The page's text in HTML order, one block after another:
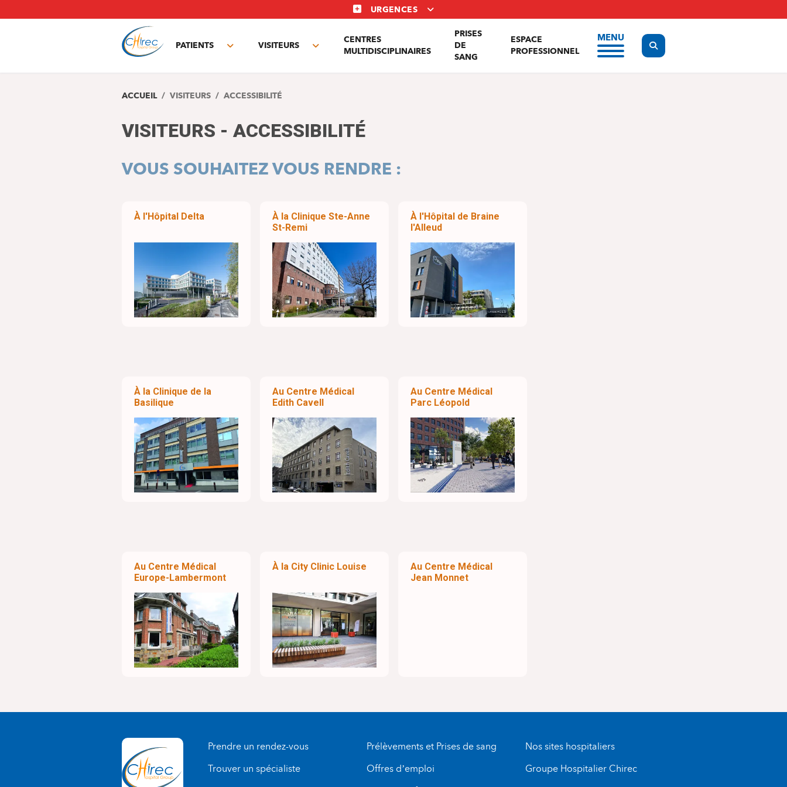
au
URGENCES
PATIENTS
Toggle
VISITEURS
Toggle
CENTRES
MULTIDISCIPLINAIRES
PRISES
DE
SANG
ESPACE
PROFESSIONNEL
MENU
Display the search form
ACCUEIL VISITEURS ACCESSIBILITÉ
VISITEURS - ACCESSIBILITÉ
VOUS SOUHAITEZ VOUS RENDRE :
À l'Hôpital Delta
À la Clinique Ste-Anne
St-Remi
À l'Hôpital de Braine
l'Alleud
À la Clinique de la
Basilique
Au Centre Médical
Edith Cavell
Au Centre Médical
Parc Léopold
Au Centre Médical
Europe-Lambermont
À la City Clinic Louise
Au Centre Médical
Jean Monnet
Prendre un rendez-vous
Trouver un spécialiste
Prélèvements et Prises de sang
Offres d’emploi
Nos sites hospitaliers
Groupe Hospitalier Chirec